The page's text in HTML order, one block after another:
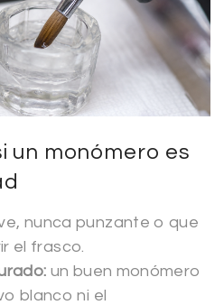
un monómero es
nunca punzante o que
el frasco.
un buen monómero
blanco ni el